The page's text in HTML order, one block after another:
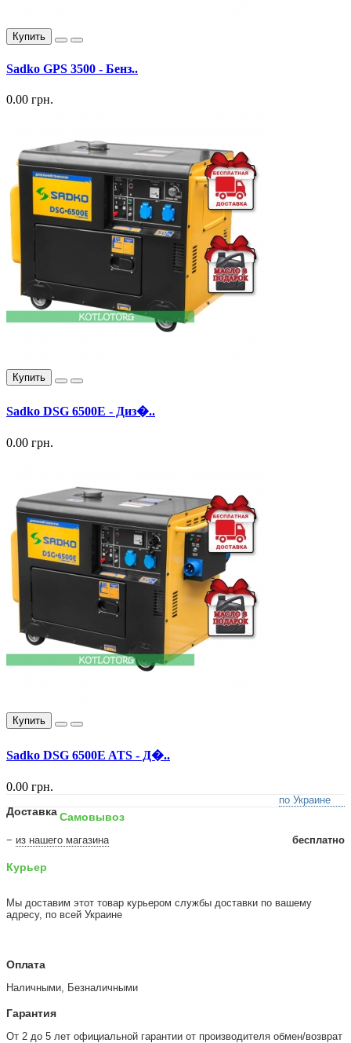
Купить
Sadko GPS 3500 - Бенз..
0.00 грн.
Купить
Sadko DSG 6500E - Диз�..
0.00 грн.
Купить
Sadko DSG 6500E ATS - Д�..
0.00 грн.
Доставка
по Украине
Самовывоз
− из нашего магазина бесплатно
Курьер
Мы доставим этот товар курьером службы доставки по вашему
адресу, по всей Украине
Оплата
Наличными, Безналичными
Гарантия
От 2 до 5 лет официальной гарантии от производителя обмен/возврат